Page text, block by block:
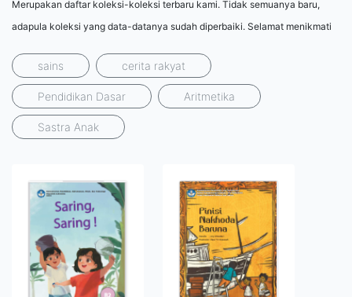
Merupakan daftar koleksi-koleksi terbaru kami. Tidak semuanya baru,
adapula koleksi yang data-datanya sudah diperbaiki. Selamat menikmati
sains cerita rakyat
Pendidikan Dasar Aritmetika
Sastra Anak